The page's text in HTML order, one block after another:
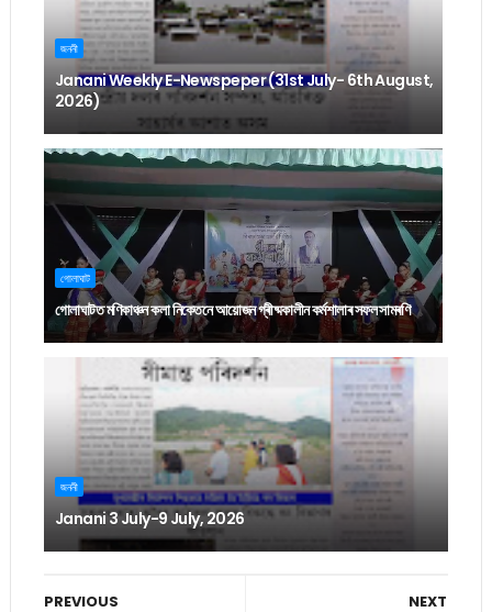
জননী
Janani Weekly E-Newspeper (31st July- 6th August,
2026)
গোলাঘাট
গোলাঘাটত মণিকাঞ্চন কলা নিকেতনে আয়োজন গ্ৰীষ্মকালীন কৰ্মশালাৰ সফল সামৰণি
জননী
Janani 3 July-9 July, 2026
NEXT
PREVIOUS